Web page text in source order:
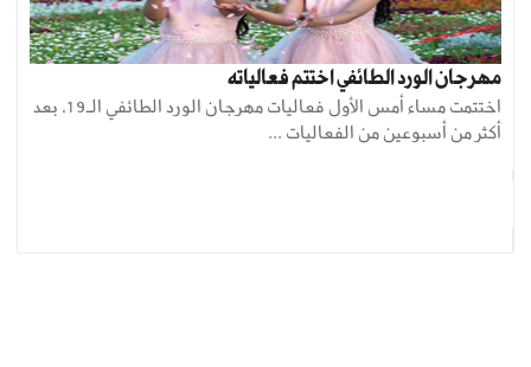
مهرجان الورد الطائفي اختتم فعالياته
اختتمت مساء أمس الأول فعاليات مهرجان الورد الطائفي الـ19، بعد
أكثر من أسبوعين من الفعاليات ...